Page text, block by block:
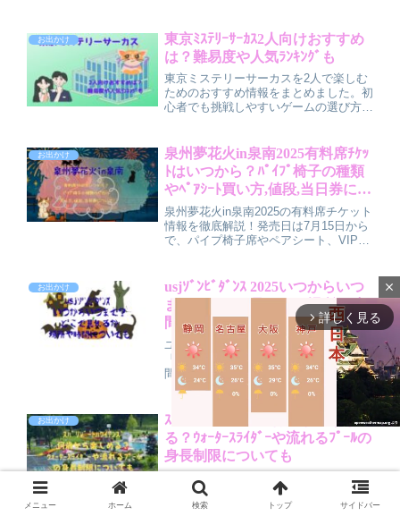
るユニークな展示を紹介します。
お出かけ
東京ﾐｽﾃﾘｰｻｰｶｽ2人向けおすすめ
は？難易度や人気ﾗﾝｷﾝｸﾞも
東京ミステリーサーカスを2人で楽しむ
ためのおすすめ情報をまとめました。初
心者でも挑戦しやすいゲームの選び方や
力や注意点、楽しみ方のコツも紹介。初
めてでも失敗しない選び方が分かりま
す。
お出かけ
泉州夢花火in泉南2025有料席ﾁｹｯ
ﾄはいつから？ﾊﾟｲﾌﾟ椅子の種類
やﾍﾟｱｼｰﾄ買い方,値段,当日券につ
いても
泉州夢花火in泉南2025の有料席チケット
情報を徹底解説！発売日は7月15日から
で、パイプ椅子席やペアシート、VIP席
方法や支払い手順、売り切れ時の再販チ
ェックのコツも紹介。自分に合った席を
選んで、迫力の花火をゆったり快適に楽
しみましょう。
お出かけ
usjｿﾞﾝﾋﾞﾀﾞﾝｽ 2025いつからいつ
まで？どこで見れるか場所や時
間についても
ユニバーサル・スタジオ・ジャパンの
「ゾンビ・デ・ダンス2025」の開催期
間や場所、時間、盛り上がる見どころを
親しみやすく解説。家族や友人と楽しむ
ためのおすすめポイントや注意事項、仮
装や服装のコツも紹介。USJハロウィン
を満喫したい方必見の記事です。
お出かけ
ｽﾊﾟﾘｿﾞｰﾄﾊﾜｲｱﾝｽﾞ何歳から楽しめ
る？ｳｫｰﾀｰｽﾗｲﾀﾞｰや流れるﾌﾟｰﾙの
身長制限についても
スパリゾートハワイアンズは何歳から楽
しめる？赤ちゃんから大人までの年齢別
楽しみ方や、ウォータースライダー・流
メニュー ホーム 検索 トップ サイドバー
close
arrow_forward_ios 詳しく見る